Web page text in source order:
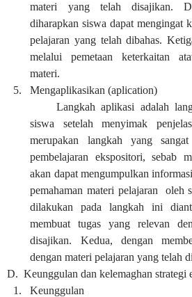
materi yang telah disajikan.
diharapkan siswa dapat mengingat
pelajaran yang telah dibahas.
melalui pemetaan keterkaitan
materi.
5.
Mengaplikasikan (aplication)
Langkah aplikasi adalah
siswa setelah menyimak
merupakan langkah yang
pembelajaran ekspositori, sebab
akan dapat mengumpulkan
pemahaman materi pelajaran oleh
dilakukan pada langkah ini
membuat tugas yang relevan
disajikan. Kedua, dengan
dengan materi pelajaran yang telah
D. Keunggulan dan kelemaghan strategi
1.
Keunggulan